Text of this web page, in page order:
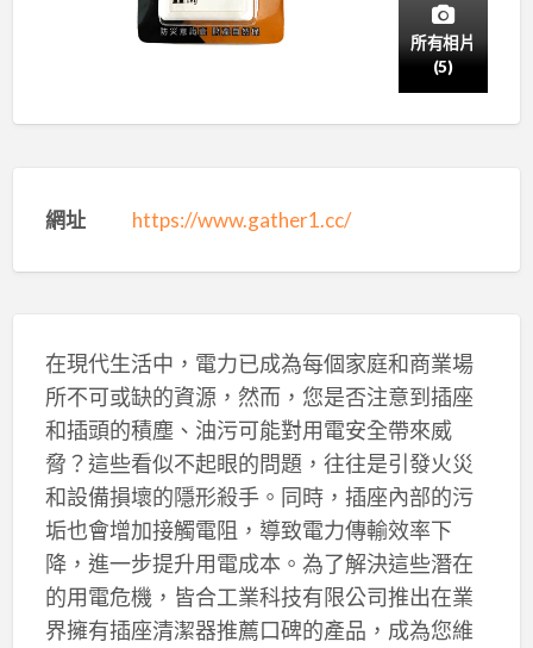
所有相片
(5)
網址 https://www.gather1.cc/
在現代生活中，電力已成為每個家庭和商業場
所不可或缺的資源，然而，您是否注意到插座
和插頭的積塵、油污可能對用電安全帶來威
脅？這些看似不起眼的問題，往往是引發火災
和設備損壞的隱形殺手。同時，插座內部的污
垢也會增加接觸電阻，導致電力傳輸效率下
降，進一步提升用電成本。為了解決這些潛在
的用電危機，皆合工業科技有限公司推出在業
界擁有插座清潔器推薦口碑的產品，成為您維